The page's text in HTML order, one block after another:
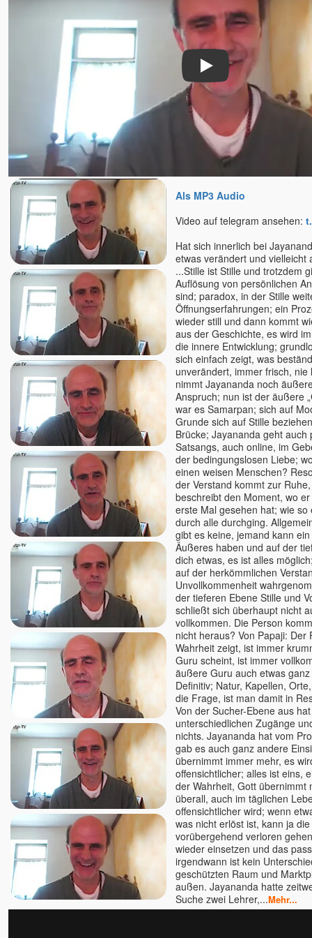
Robert Adams
Roland und Ludmilla /
Erleuchtungs-Kongresse
Romen Banerjee
Romeo Kovcin
Roland Engert
Ronny
Ruth Parama
Ryofu Pussel
Saajid
Sabina Witzel
Sabine Kroiß
Samarpan-Meditation
Samuel Hassan Hanna
Sascha A. Jaksic
Sathya Jens Marionette
Satyaa u. Pari
Satyam S. Kathrein
Shankar, Dr.
Shiva
Shivkrupanand Swami, Shree
& Guruma
Shubhraji
Sinchota
Soham (Samarpan)
Sophia
Spirit Talks mit Isabella Wirth
Sri Vast
Stefan Hiene
Steffen Lohrer
Subhash
Suprya Gina
Svagat u. Yatro
Sven Sein
Tara
Tara Bondi
Teresa-Maria Sura
Thomas Herz
Thomas Karow
Thomas Mariam Sura u.
Teresa Sura
Tim Taxis
Tobias
Tony Parsons
Tony Samara
Torsten & Padma
Tyohar
U. G. Krishnamurti
Unmani
Uwe Lilienthal
Vanessa
Veeresh †
Play
Als MP3 Audio
Video auf telegram ansehen:
Hat sich innerlich bei
etwas verändert und vielleicht
...Stille ist Stille und trotzdem
Auflösung von persönlichen
sind; paradox, in der Stille
Öffnungserfahrungen; ein
wieder still und dann kommt
aus der Geschichte, es wird
die innere Entwicklung;
sich einfach zeigt, was
unverändert, immer frisch,
nimmt Jayananda noch
Anspruch; nun ist der äußere
war es Samarpan; sich auf
Grunde sich auf Stille
Brücke; Jayananda geht auch
Satsangs, auch online, im
der bedingungslosen Liebe;
einen weisen Menschen?
der Verstand kommt zur
beschreibt den Moment, wo
erste Mal gesehen hat; wie
durch alle durchging.
gibt es keine, jemand kann
Äußeres haben und auf der
dich etwas, es ist alles
auf der herkömmlichen
Unvollkommenheit
der tieferen Ebene Stille und
schließt sich überhaupt nicht
vollkommen. Die Person
nicht heraus? Von Papaji: Der
Wahrheit zeigt, ist immer
Guru scheint, ist immer
äußere Guru auch etwas
Definitiv; Natur, Kapellen,
die Frage, ist man damit in
Von der Sucher-Ebene aus
unterschiedlichen Zugänge
nichts. Jayananda hat vom
gab es auch ganz andere
übernimmt immer mehr, es
offensichtlicher; alles ist eins,
der Wahrheit, Gott übernimmt
überall, auch im täglichen
offensichtlicher wird; wenn
was nicht erlöst ist, kann ja
vorübergehend verloren
wieder einsetzen und das
irgendwann ist kein
geschützten Raum und
außen. Jayananda hatte
Suche zwei Lehrer,...Mehr...